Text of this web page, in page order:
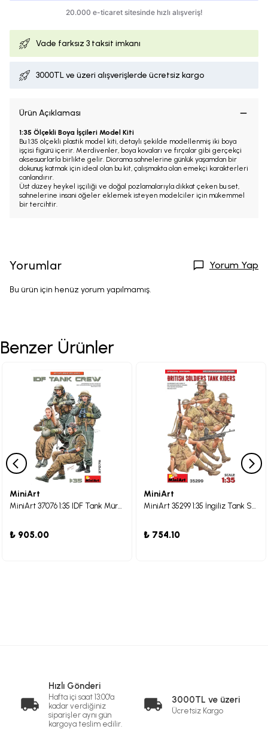
Vade farksız 3 taksit imkanı
3000TL ve üzeri alışverişlerde ücretsiz kargo
Ürün Açıklaması
1:35 Ölçekli Boya İşçileri Model Kiti
Bu 1:35 ölçekli plastik model kiti, detaylı şekilde modellenmiş iki boya
işçisi figürü içerir. Merdivenler, boya kovaları ve fırçalar gibi gerçekçi
aksesuarlarla birlikte gelir. Diorama sahnelerine günlük yaşamdan bir
dokunuş katmak için ideal olan bu kit, çalışmakta olan emekçi karakterleri
canlandırır.
Üst düzey heykel işçiliği ve doğal pozlamalarıyla dikkat çeken bu set,
sahnelerine insani öğeler eklemek isteyen modelciler için mükemmel
bir tercihtir.
Yorumlar Yorum Yap
Bu ürün için henüz yorum yapılmamış.
Benzer Ürünler
MiniArt
MiniArt 37076 1:35 IDF Tank Mürettebatı
₺ 905.00
MiniArt
MiniArt 35299 1:35 İngiliz Tank Sürücü Askerler - Özel Üretim
₺ 754.10
Hızlı Gönderi
Hafta içi saat 13:00'a
kadar verdiğiniz
siparişler aynı gün
kargoya teslim edilir.
3000TL ve üzeri
Ücretsiz Kargo